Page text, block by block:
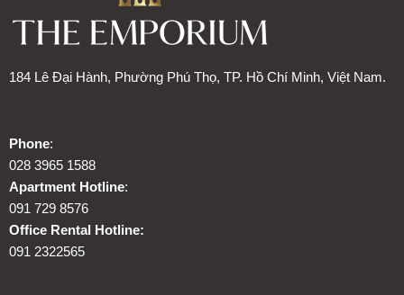
184 Lê Đại Hành, Phường Phú Thọ, TP. Hồ Chí Minh, Việt Nam.
Phone:
028 3965 1588
Apartment Hotline:
091 729 8576
Office Rental Hotline:
091 2322565